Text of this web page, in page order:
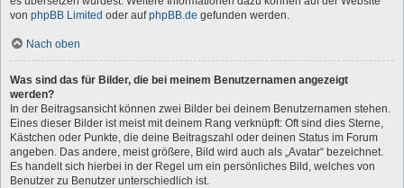
von phpBB Limited oder aufphpBB.de gefunden werden.
Nach oben
Was sind das für Bilder, die bei meinem Benutzernamen angezeigt
werden?
In der Beitragsansicht können zwei Bilder bei deinem Benutzernamen stehen.
Eines dieser Bilder ist meist mit deinem Rang verknüpft: Oft sind dies Sterne,
Kästchen oder Punkte, die deine Beitragszahl oder deinen Status im Forum
angeben. Das andere, meist größere, Bild wird auch als „Avatar“ bezeichnet.
Es handelt sich hierbei in der Regel um ein persönliches Bild, welches von
Benutzer zu Benutzer unterschiedlich ist.